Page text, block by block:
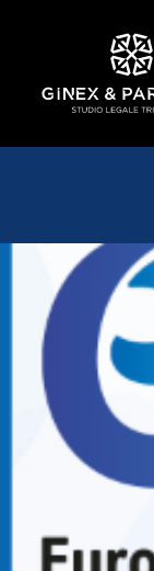
CHI SIAMO
TRIBUTARIO E
GESTIONE E
SOCIETARIO E
COMMERCIO
BANCARIO E
NEWS ED EVENTI